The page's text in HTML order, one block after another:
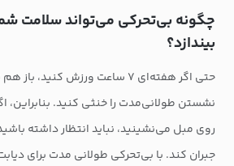
چگونه بی‌تحرکی می‌تواند سلامت
بیندازد؟
حتی اگر هفته‌ای ۷ ساعت ورزش کنید،
نشستن طولانی‌مدت را خنثی کنید. بنابراین،
روی مبل می‌نشینید، نباید انتظار داشته
جبران کند. با بی‌تحرکی طولانی مدت برای